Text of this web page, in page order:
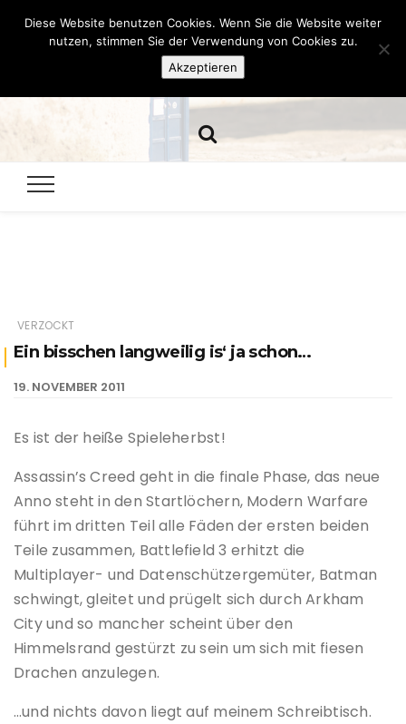
Hazamelistan
VERZOCKT
Ein bisschen langweilig is‘ ja schon…
19. NOVEMBER 2011
Es ist der heiße Spieleherbst!
Assassin’s Creed geht in die finale Phase, das neue
Anno steht in den Startlöchern, Modern Warfare
führt im dritten Teil alle Fäden der ersten beiden
Teile zusammen, Battlefield 3 erhitzt die
Multiplayer- und Datenschützergemüter, Batman
schwingt, gleitet und prügelt sich durch Arkham
City und so mancher scheint über den
Himmelsrand gestürzt zu sein um sich mit fiesen
Drachen anzulegen.
…und nichts davon liegt auf meinem Schreibtisch.
Diese Website benutzen Cookies. Wenn Sie die Website weiter
nutzen, stimmen Sie der Verwendung von Cookies zu.
Akzeptieren